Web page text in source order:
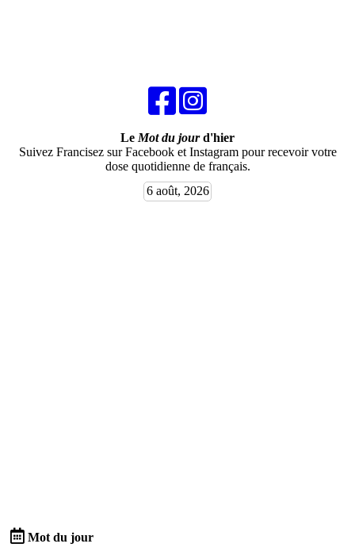
Le Mot du jourd'hier
Suivez Francisez sur Facebook et Instagram pour recevoir votre
dose quotidienne de français.
6 août, 2026
Mot du jour